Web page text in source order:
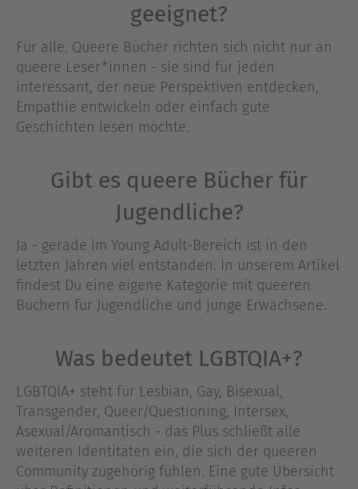
geeignet?
Für alle. Queere Bücher richten sich nicht nur an
queere Leser*innen - sie sind für jeden
interessant, der neue Perspektiven entdecken,
Empathie entwickeln oder einfach gute
Geschichten lesen möchte.
Gibt es queere Bücher für
Jugendliche?
Ja - gerade im Young Adult-Bereich ist in den
letzten Jahren viel entstanden. In unserem Artikel
findest Du eine eigene Kategorie mit queeren
Büchern für Jugendliche und junge Erwachsene.
Was bedeutet LGBTQIA+?
LGBTQIA+ steht für Lesbian, Gay, Bisexual,
Transgender, Queer/Questioning, Intersex,
Asexual/Aromantisch - das Plus schließt alle
weiteren Identitäten ein, die sich der queeren
Community zugehörig fühlen. Eine gute Übersicht